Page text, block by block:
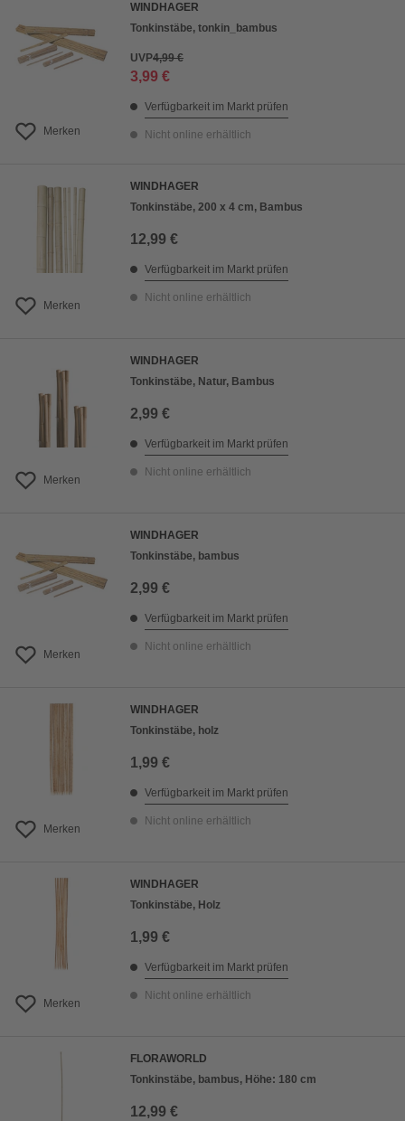
Merken
WINDHAGER
Tonkinstäbe, tonkin_bambus
UVP4,99 €
3,99 €
Verfügbarkeit im Markt prüfen
Nicht online erhältlich
Merken
WINDHAGER
Tonkinstäbe, 200 x 4 cm, Bambus
12,99 €
Verfügbarkeit im Markt prüfen
Nicht online erhältlich
Merken
WINDHAGER
Tonkinstäbe, Natur, Bambus
2,99 €
Verfügbarkeit im Markt prüfen
Nicht online erhältlich
Merken
WINDHAGER
Tonkinstäbe, bambus
2,99 €
Verfügbarkeit im Markt prüfen
Nicht online erhältlich
Merken
WINDHAGER
Tonkinstäbe, holz
1,99 €
Verfügbarkeit im Markt prüfen
Nicht online erhältlich
Merken
WINDHAGER
Tonkinstäbe, Holz
1,99 €
Verfügbarkeit im Markt prüfen
Nicht online erhältlich
FLORAWORLD
Tonkinstäbe, bambus, Höhe: 180 cm
12,99 €